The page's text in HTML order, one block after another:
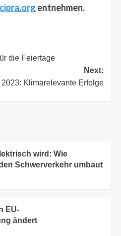
entnehmen.
die Feiertage
Next:
Klimarelevante Erfolge
wird: Wie
Schwerverkehr umbaut
EU-
ändert